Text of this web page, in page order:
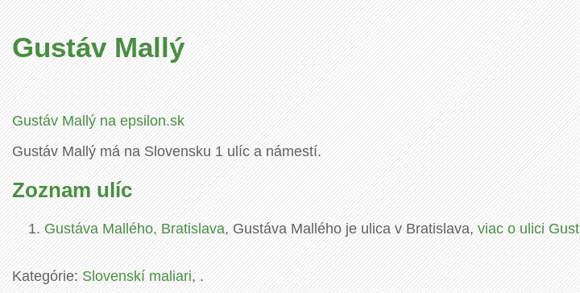
Gustáv Mallý
Gustáv Mallý na epsilon.sk
Gustáv Mallý má na Slovensku 1 ulíc a námestí.
Zoznam ulíc
Gustáva Mallého, Bratislava, Gustáva Mallého je ulica v Bratislava,viac o ulici
Kategórie:Slovenskí maliari, .